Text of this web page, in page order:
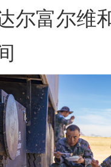
富尔维